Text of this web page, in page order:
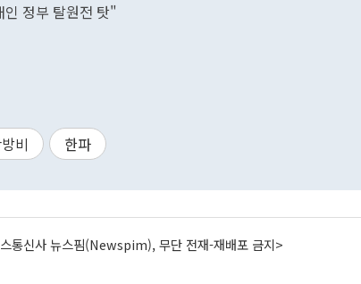
정부 탈원전 탓"
비 한파
통신사 뉴스핌(Newspim), 무단 전재-재배포 금지>